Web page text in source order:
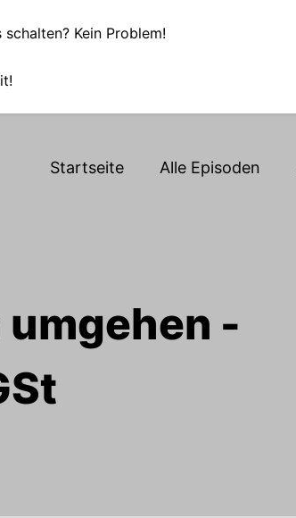
Kein Problem!
Startseite Alle Episoden
-